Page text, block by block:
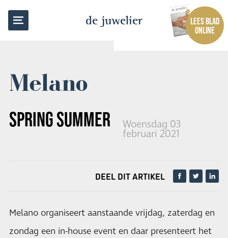
de juwelier
LEES BLAD
ONLINE
Melano
SPRING SUMMER '21 EVENT
Woensdag 03
februari 2021
TERUG NAAR OVERZICHT
DEEL DIT ARTIKEL
Melano organiseert aanstaande vrijdag, zaterdag en
zondag een in-house event en daar presenteert het